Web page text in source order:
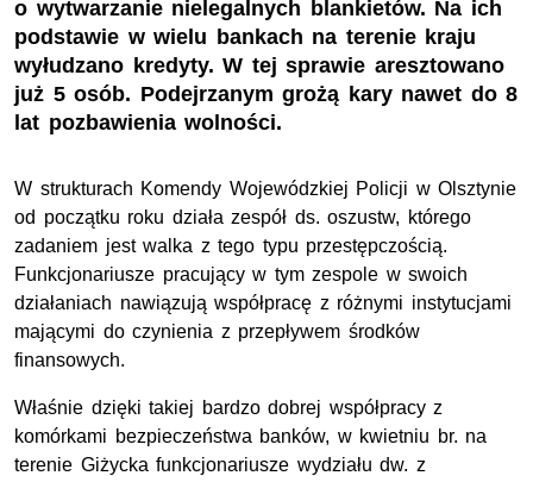
o wytwarzanie nielegalnych blankietów. Na ich
podstawie w wielu bankach na terenie kraju
wyłudzano kredyty. W tej sprawie aresztowano
już 5 osób. Podejrzanym grożą kary nawet do 8
lat pozbawienia wolności.
W strukturach Komendy Wojewódzkiej Policji w Olsztynie
od początku roku działa zespół ds. oszustw, którego
zadaniem jest walka z tego typu przestępczością.
Funkcjonariusze pracujący w tym zespole w swoich
działaniach nawiązują współpracę z różnymi instytucjami
mającymi do czynienia z przepływem środków
finansowych.
Właśnie dzięki takiej bardzo dobrej współpracy z
komórkami bezpieczeństwa banków, w kwietniu br. na
terenie Giżycka funkcjonariusze wydziału dw. z